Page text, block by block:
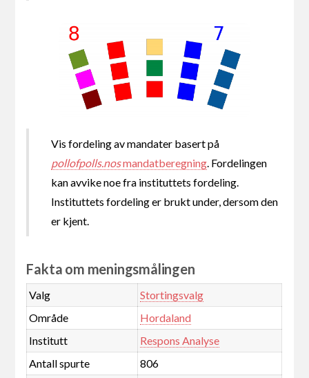
Vis fordeling av mandater basert på
pollofpolls.nosmandatberegning . Fordelingen
kan avvike noe fra instituttets fordeling.
Instituttets fordeling er brukt under, dersom den
er kjent.
Fakta om meningsmålingen
Valg
Stortingsvalg
Område
Hordaland
Institutt
Respons Analyse
Antall spurte
806